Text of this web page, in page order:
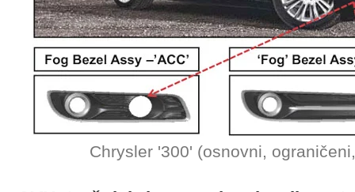
Chrysler '300' (osnovni,